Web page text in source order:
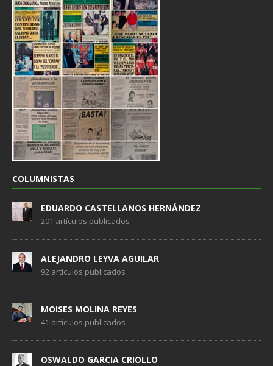
COLUMNISTAS
EDUARDO CASTELLANOS HERNÁNDEZ
201 artículos publicados
ALEJANDRO LEYVA AGUILAR
92 artículos publicados
MOISES MOLINA REYES
41 artículos publicados
OSWALDO GARCIA CRIOLLO